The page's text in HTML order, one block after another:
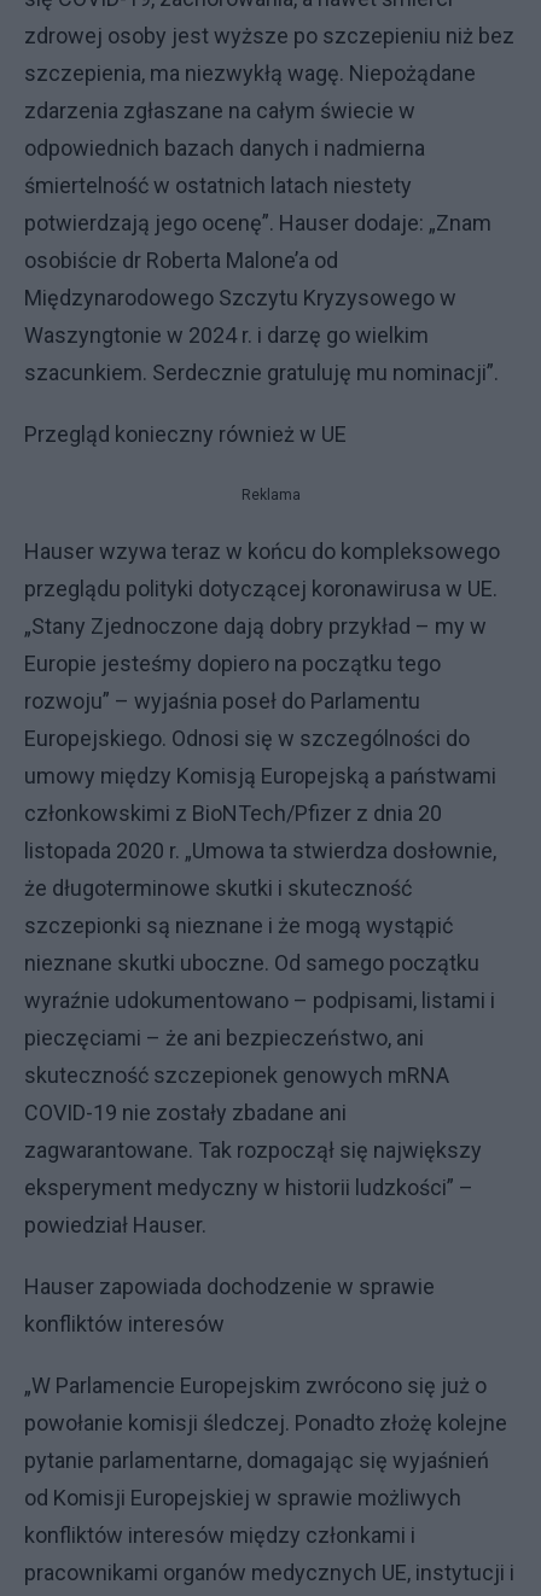
zdrowej osoby jest wyższe po szczepieniu niż bez
szczepienia, ma niezwykłą wagę. Niepożądane
zdarzenia zgłaszane na całym świecie w
odpowiednich bazach danych i nadmierna
śmiertelność w ostatnich latach niestety
potwierdzają jego ocenę”. Hauser dodaje: „Znam
osobiście dr Roberta Malone’a od
Międzynarodowego Szczytu Kryzysowego w
Waszyngtonie w 2024 r. i darzę go wielkim
szacunkiem. Serdecznie gratuluję mu nominacji”.
Przegląd konieczny również w UE
Reklama
Hauser wzywa teraz w końcu do kompleksowego
przeglądu polityki dotyczącej koronawirusa w UE.
„Stany Zjednoczone dają dobry przykład – my w
Europie jesteśmy dopiero na początku tego
rozwoju” – wyjaśnia poseł do Parlamentu
Europejskiego. Odnosi się w szczególności do
umowy między Komisją Europejską a państwami
członkowskimi z BioNTech/Pfizer z dnia 20
listopada 2020 r. „Umowa ta stwierdza dosłownie,
że długoterminowe skutki i skuteczność
szczepionki są nieznane i że mogą wystąpić
nieznane skutki uboczne. Od samego początku
wyraźnie udokumentowano – podpisami, listami i
pieczęciami – że ani bezpieczeństwo, ani
skuteczność szczepionek genowych mRNA
COVID-19 nie zostały zbadane ani
zagwarantowane. Tak rozpoczął się największy
eksperyment medyczny w historii ludzkości” –
powiedział Hauser.
Hauser zapowiada dochodzenie w sprawie
konfliktów interesów
„W Parlamencie Europejskim zwrócono się już o
powołanie komisji śledczej. Ponadto złożę kolejne
pytanie parlamentarne, domagając się wyjaśnień
od Komisji Europejskiej w sprawie możliwych
konfliktów interesów między członkami i
pracownikami organów medycznych UE, instytucji i